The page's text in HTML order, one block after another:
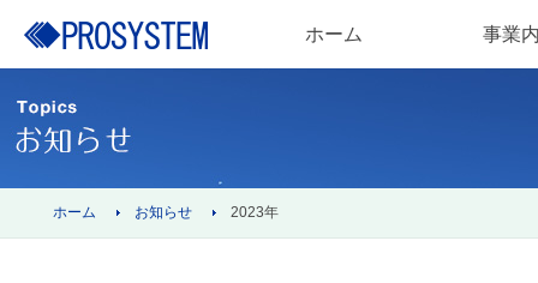
ホーム 事業
ホーム お知らせ 2023年